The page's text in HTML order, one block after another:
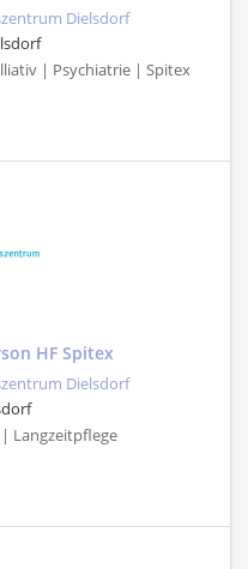
Dielsdorf
| Psychiatrie | Spitex
HF Spitex
Dielsdorf
Langzeitpflege